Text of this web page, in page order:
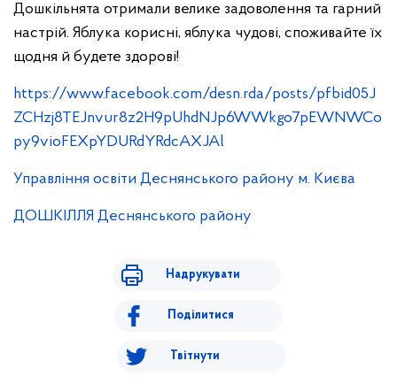
Дошкільнята отримали велике задоволення та гарний
настрій. Яблука корисні, яблука чудові, споживайте їх
щодня й будете здорові!
https://www.facebook.com/desn.rda/posts/pfbid05J
ZCHzj8TEJnvur8z2H9pUhdNJp6WWkgo7pEWNWCo
py9vioFEXpYDURdYRdcAXJAl
Управління освіти Деснянського району м. Києва
ДОШКІЛЛЯ Деснянського району
Надрукувати
Поділитися
Твітнути